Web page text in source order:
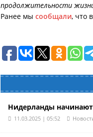
продолжительности
Ранее мы сообщали, что
Нидерланды
11.03.2025 | 05:52